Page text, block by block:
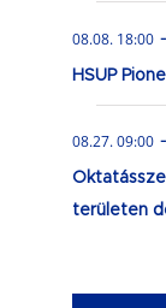
08.08. 18:00 -
HSUP
08.27. 09:00 -
területen